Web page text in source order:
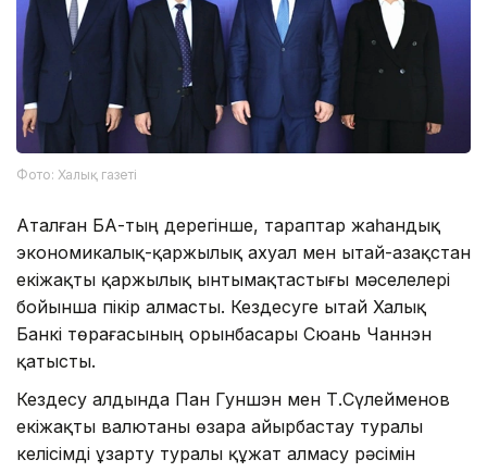
Фото: Халық газеті
Аталған БАҚ-тың дерегінше, тараптар жаһандық
экономикалық-қаржылық ахуал мен Қытай-Қазақстан
екіжақты қаржылық ынтымақтастығы мәселелері
бойынша пікір алмасты. Кездесуге Қытай Халық
Банкі төрағасының орынбасары Сюань Чаннэн
қатысты.
Кездесу алдында Пан Гуншэн мен Т.Сүлейменов
екіжақты валютаны өзара айырбастау туралы
келісімді ұзарту туралы құжат алмасу рәсімін